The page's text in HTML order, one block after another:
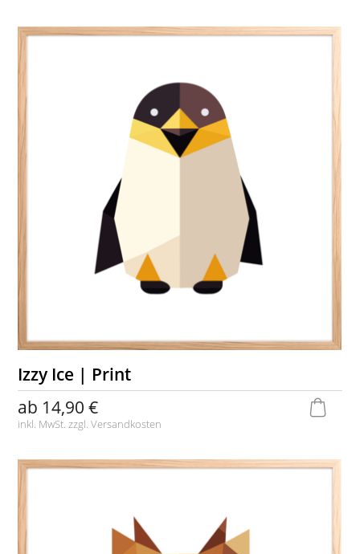
Izzy Ice | Print
ab 14,90 €
inkl. MwSt. zzgl.Versandkosten